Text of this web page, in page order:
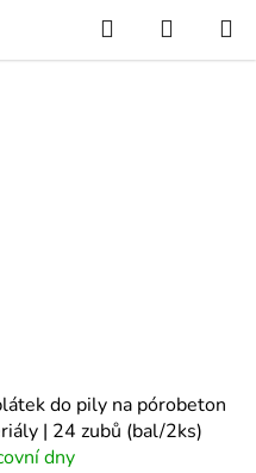
Hledat
KOŠÍK
do pily na pórobeton
| 24 zubů (bal/2ks)
dny